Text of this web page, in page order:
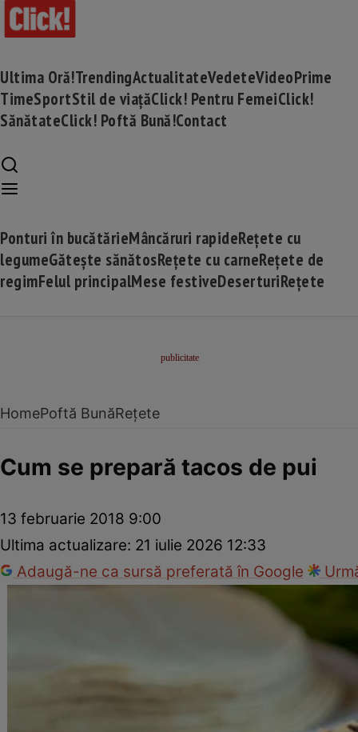
Ultima Oră!TrendingActualitateVedeteVideoPrime
TimeSportStil de viațăClick! Pentru FemeiClick!
SănătateClick! Poftă Bună!Contact
Ponturi în bucătărieMâncăruri rapideRețete cu
legumeGătește sănătosRețete cu carneRețete de
regimFelul principalMese festiveDeserturiRețete
HomePoftă BunăRețete
Cum se prepară tacos de pui
13 februarie 2018 9:00
Ultima actualizare: 21 iulie 2026 12:33
Adaugă-ne ca sursă preferată în Google